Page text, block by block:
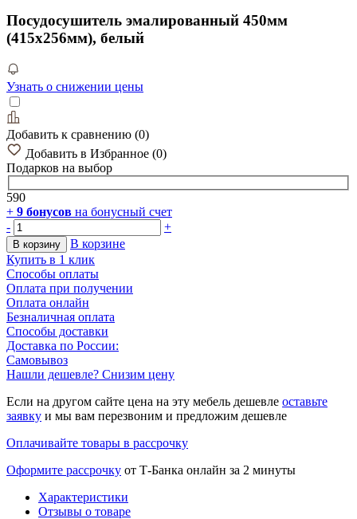
Посудосушитель эмалированный 450мм
(415х256мм), белый
Узнать о снижении цены
Добавить к сравнению (0)
Добавить в Избранное (0)
Подарков на выбор
590
+ 9 бонусов на бонусный счет
-
+
В корзину
В корзине
Купить в 1 клик
Способы оплаты
Оплата при получении
Оплата онлайн
Безналичная оплата
Способы доставки
Доставка по России:
Самовывоз
Нашли дешевле? Снизим цену
Если на другом сайте цена на эту мебель дешевле оставьте
заявку и мы вам перезвоним и предложим дешевле
Оплачивайте товары в рассрочку
Оформите рассрочку от Т-Банка онлайн за 2 минуты
Характеристики
Отзывы о товаре